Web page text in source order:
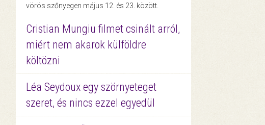
vörös szőnyegen május 12. és 23. között.
Cristian Mungiu filmet csinált arról,
miért nem akarok külföldre
költözni
Léa Seydoux egy szörnyeteget
szeret, és nincs ezzel egyedül